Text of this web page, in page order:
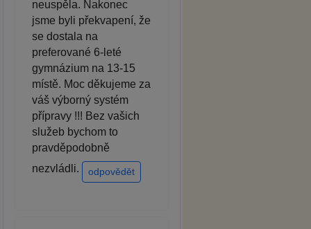
neuspěla. Nakonec
jsme byli překvapení, že
se dostala na
preferované 6-leté
gymnázium na 13-15
místě. Moc děkujeme za
váš výborný systém
přípravy !!! Bez vašich
služeb bychom to
pravděpodobně
nezvládli.
odpovědět